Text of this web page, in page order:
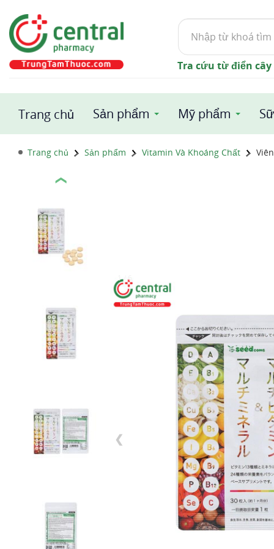
Tìm
kiếm
Tra cứu từ điển
Trang chủ Sản phẩm Mỹ phẩm
Trang chủ Sản phẩm Vitamin Và Khoáng Chất
❮
1 / 6
❮